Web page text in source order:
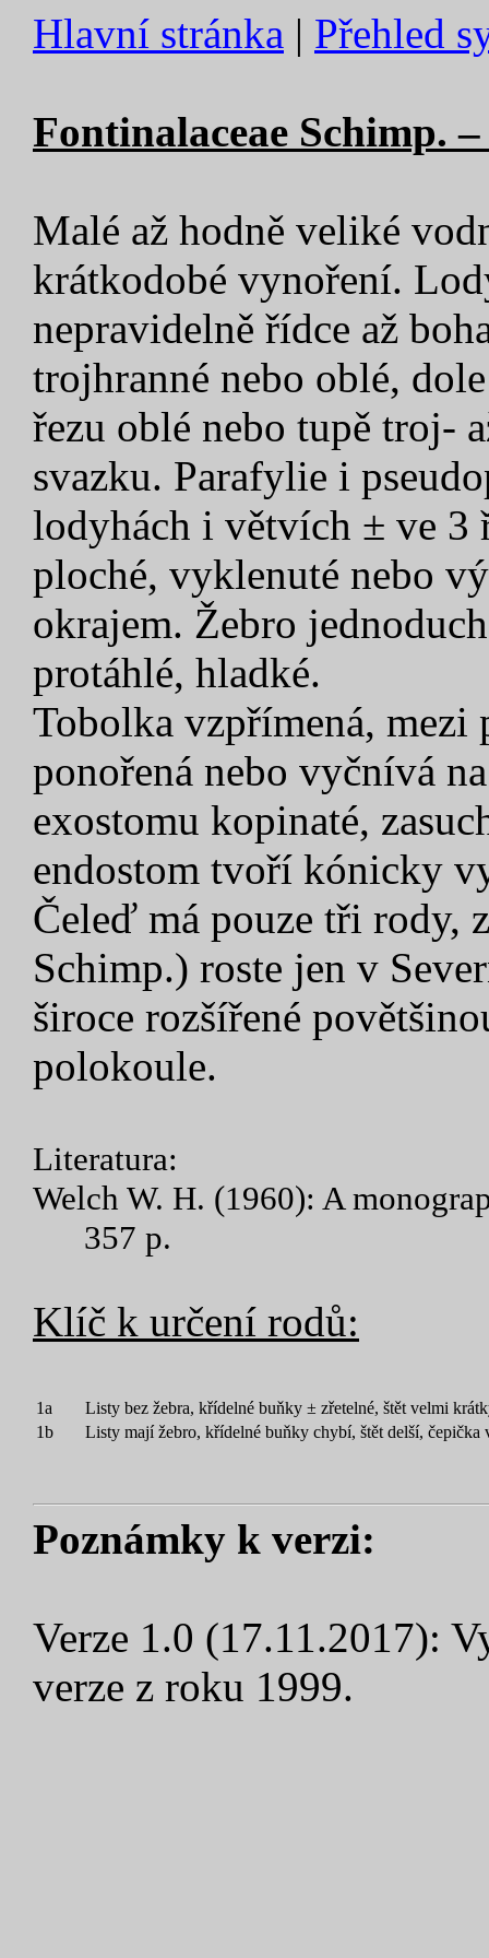
Hlavní stránka | Přehled
Fontinalaceae Schimp.
Malé až hodně veliké
krátkodobé vynoření.
nepravidelně řídce až
trojhranné nebo oblé,
řezu oblé nebo tupě troj-
svazku. Parafylie i
lodyhách i větvích ± ve 3
ploché, vyklenuté nebo
okrajem. Žebro
protáhlé, hladké.
Tobolka vzpřímená,
ponořená nebo vyčnívá
exostomu kopinaté,
endostom tvoří kónicky
Čeleď má pouze tři rody,
Schimp.) roste jen v
široce rozšířené
polokoule.
Literatura:
Welch W. H. (1960): A
357 p.
Klíč k určení rodů:
1a
Listy bez žebra, křídelné buňky ± zřetelné, štět velmi
1b
Listy mají žebro, křídelné buňky chybí, štět delší, čepička
Poznámky k verzi:
Verze 1.0 (17.11.2017):
verze z roku 1999.